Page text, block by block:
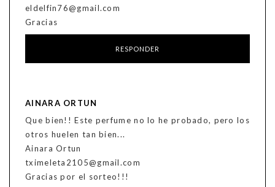
eldelfin76@gmail.com
Gracias
RESPONDER
AINARA ORTUN
Que bien!! Este perfume no lo he probado, pero los
otros huelen tan bien...
Ainara Ortun
tximeleta2105@gmail.com
Gracias por el sorteo!!!